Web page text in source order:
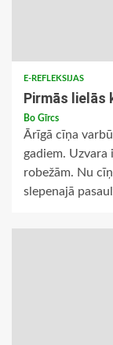
E-REFLEKSIJAS
Pirmās lielās
Bo Gīrcs
Ārīgā cīņa
gadiem. Uzvara
robežām. Nu
slepenajā